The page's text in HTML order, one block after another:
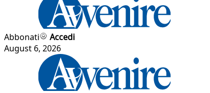
Abbonati
Accedi
August 6, 2026